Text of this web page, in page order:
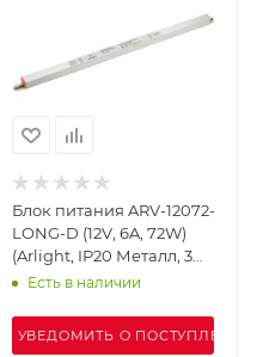
Блок питания ARV-12072-
LONG-D (12V, 6A, 72W)
(Arlight, IP20 Металл, 3
года)
Есть в наличии
УВЕДОМИТЬ О ПОСТУПЛЕНИИ